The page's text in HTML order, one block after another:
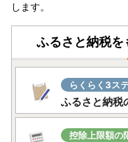
します。
ふるさと納税を
らくらく3ス
ふるさと納税
控除上限額の